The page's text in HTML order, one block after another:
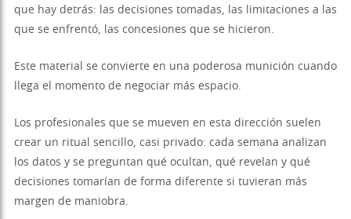
que hay detrás: las decisiones tomadas, las limitaciones a las
que se enfrentó, las concesiones que se hicieron.
Este material se convierte en una poderosa munición cuando
llega el momento de negociar más espacio.
Los profesionales que se mueven en esta dirección suelen
crear un ritual sencillo, casi privado: cada semana analizan
los datos y se preguntan qué ocultan, qué revelan y qué
decisiones tomarían de forma diferente si tuvieran más
margen de maniobra.